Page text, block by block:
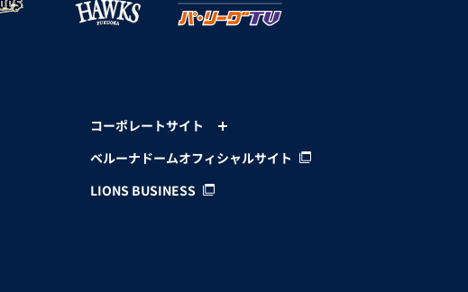
コーポレートサイト
ベルーナドームオフィシャルサイト
LIONS BUSINESS